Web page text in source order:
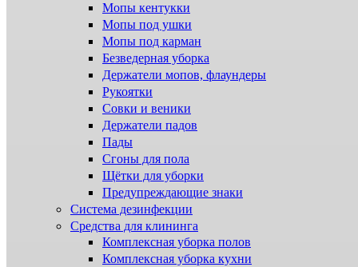
Мопы кентукки
Мопы под ушки
Мопы под карман
Безведерная уборка
Держатели мопов, флаундеры
Рукоятки
Совки и веники
Держатели падов
Пады
Сгоны для пола
Щётки для уборки
Предупреждающие знаки
Система дезинфекции
Cредства для клининга
Комплексная уборка полов
Комплексная уборка кухни